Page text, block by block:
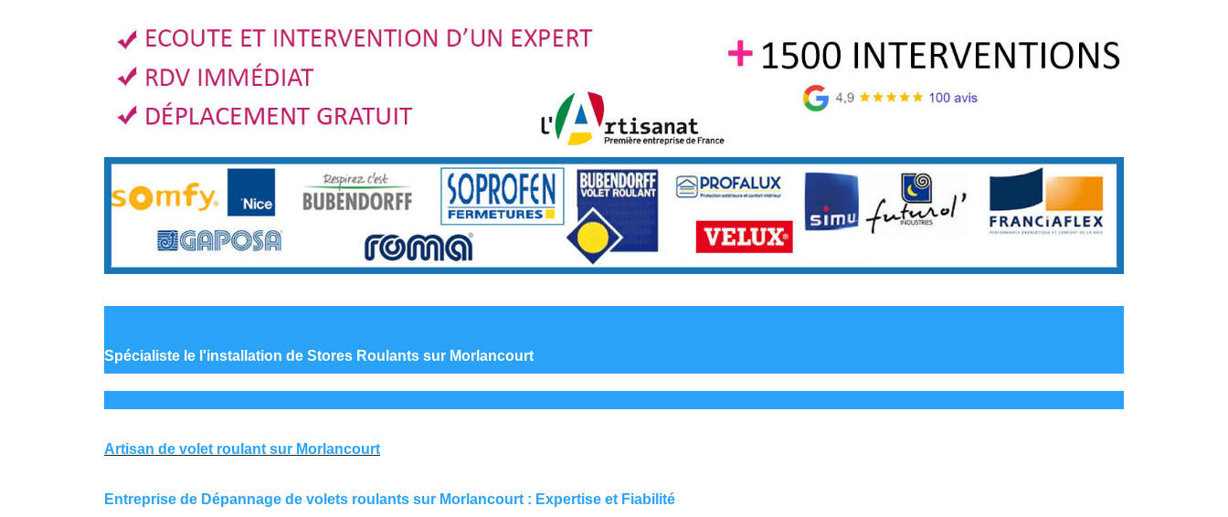
Spécialiste le l'installation de Stores Roulants sur Morlancourt
Artisan de volet roulant sur Morlancourt
Entreprise de Dépannage de volets roulants sur Morlancourt : Expertise et Fiabilité